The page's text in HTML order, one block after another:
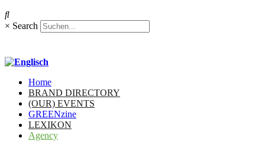
× Search
Home
BRAND DIRECTORY
(OUR) EVENTS
GREENzine
LEXIKON
Agency